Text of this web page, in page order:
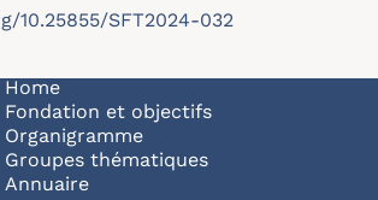
10.25855/SFT2024-032
Navigation principale
Home
Fondation et objectifs
Organigramme
Groupes thématiques
Annuaire